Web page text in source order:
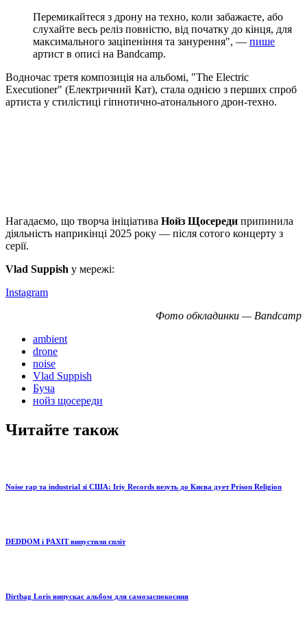
Перемикайтеся з дрону на техно, коли забажаєте, або
слухайте весь реліз повністю, від початку до кінця, для
максимального заціпеніння та занурення", — пише
артист в описі на Bandcamp.
Водночас третя композиція на альбомі, "The Electric
Executioner" (Електричний Кат), стала однією з перших спроб
артиста у стилістиці гіпнотично-атонального дрон-техно.
Нагадаємо, що творча ініціатива Нойз Щосереди припинила
діяльність наприкінці 2025 року — після сотого концерту з
серії.
Vlad Suppish у мережі:
Instagram
Фото обкладинки — Bandcamp
ambient
drone
noise
Vlad Suppish
Буча
нойз щосереди
Читайте також
Noise rap та industrial зі США: Iriy Records везуть до Києва дует Prison Religion
DEDDOM і PAXIT випустили спліт
Dirtbag Loris випускає альбом для самозаспокоєння